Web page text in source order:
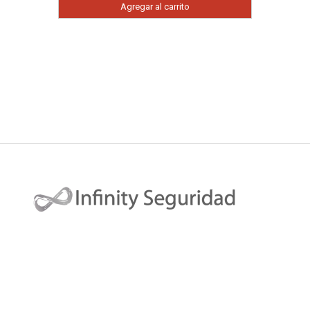
Agregar al carrito